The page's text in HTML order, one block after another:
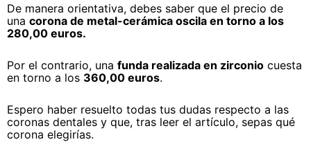
De manera orientativa, debes saber que el precio de
una corona de metal-cerámica oscila en torno a los
280,00 euros.
Por el contrario, una funda realizada en zirconio cuesta
en torno a los 360,00 euros.
Espero haber resuelto todas tus dudas respecto a las
coronas dentales y que, tras leer el artículo, sepas qué
corona elegirías.